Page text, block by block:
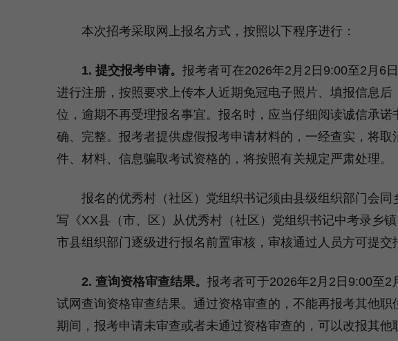
本次招考采取网上报名方式，按照以下程序进行：
1. 提交报考申请。 报考者可在2026年2月2日9:00至2月6
进行注册，按照要求上传本人近期免冠电子照片、填报信息
位，逾期不再受理报名事宜。报名时，应当仔细阅读诚信承
确、完整。报考者提供虚假报考申请材料的，一经查实，将
件、材料、信息骗取考试资格的，将按照有关规定严肃处理。
报名的优秀村（社区）党组织书记须由县级组织部门会同
写《XX县（市、区）从优秀村（社区）党组织书记中考录乡
市县组织部门逐级进行报名前置审核，审核通过人员方可提交
2. 查询资格审查结果。 报考者可于2026年2月2日9:00至
试网查询资格审查结果。通过资格审查的，不能再报考其他
期间，报考申请未审查或者未通过资格审查的，可以改报其